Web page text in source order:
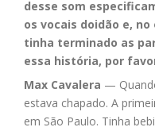
desse som
os vocais doidão e,
tinha terminado as
essa história, por
Max Cavalera —
estava chapado. A
em São Paulo. Tinha